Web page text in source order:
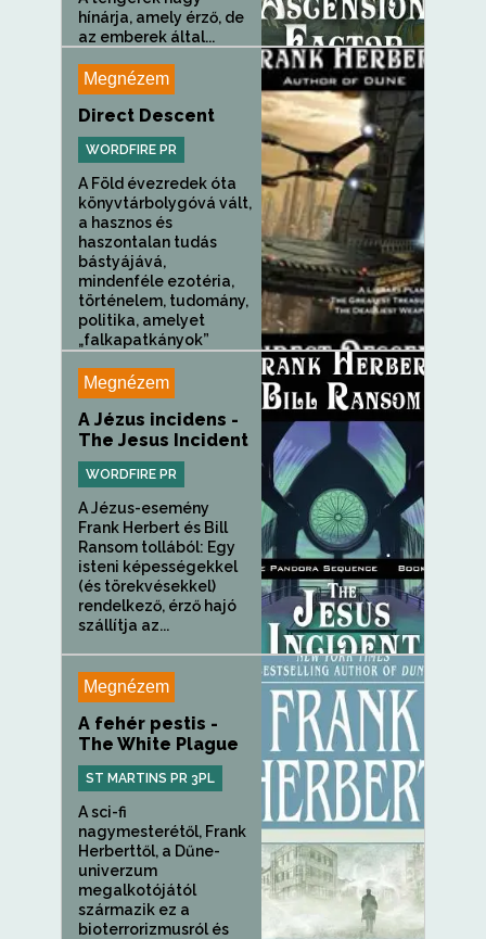
hínárja, amely érző, de
az emberek által...
Megnézem
Direct Descent
WORDFIRE PR
A Föld évezredek óta
könyvtárbolygóvá vált,
a hasznos és
haszontalan tudás
bástyájává,
mindenféle ezotéria,
történelem, tudomány,
politika, amelyet
„falkapatkányok”
Megnézem
A Jézus incidens -
The Jesus Incident
WORDFIRE PR
A Jézus-esemény
Frank Herbert és Bill
Ransom tollából: Egy
isteni képességekkel
(és törekvésekkel)
rendelkező, érző hajó
szállítja az...
Megnézem
A fehér pestis -
The White Plague
ST MARTINS PR 3PL
A sci-fi
nagymesterétől, Frank
Herberttől, a Dűne-
univerzum
megalkotójától
származik ez a
bioterrorizmusról és